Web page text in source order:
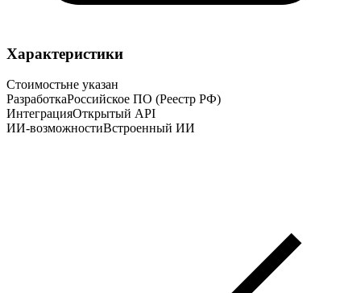
Характеристики
Стоимостьне указан
РазработкаРоссийское ПО (Реестр РФ)
ИнтеграцияОткрытый API
ИИ-возможностиВстроенный ИИ